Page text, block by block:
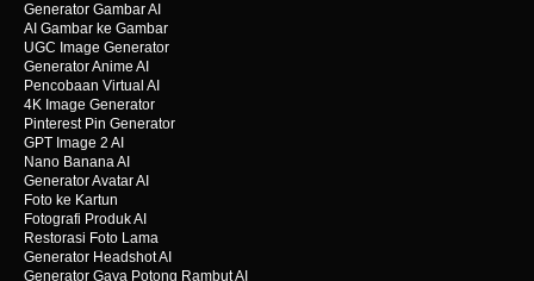
Generator Gambar AI
AI Gambar ke Gambar
UGC Image Generator
Generator Anime AI
Pencobaan Virtual AI
4K Image Generator
Pinterest Pin Generator
GPT Image 2 AI
Nano Banana AI
Generator Avatar AI
Foto ke Kartun
Fotografi Produk AI
Restorasi Foto Lama
Generator Headshot AI
Generator Gaya Potong Rambut AI